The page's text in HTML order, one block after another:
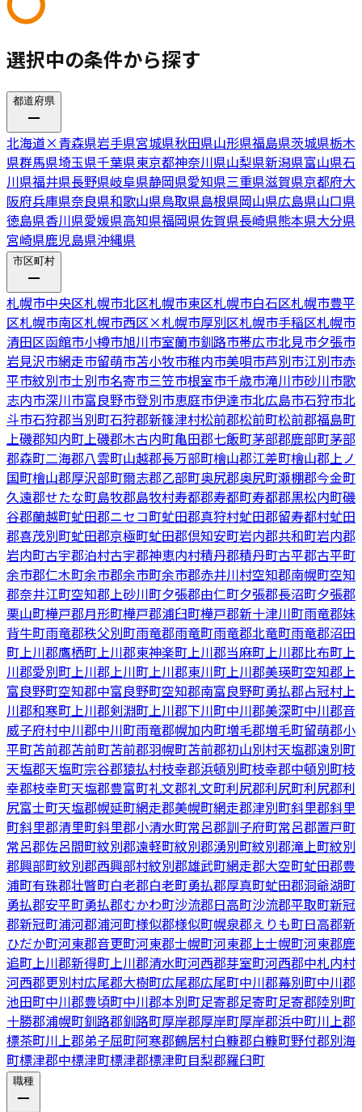
選択中の条件から探す
都道府県
北海道×青森県岩手県宮城県秋田県山形県福島県茨城県栃木
県群馬県埼玉県千葉県東京都神奈川県山梨県新潟県富山県石
川県福井県長野県岐阜県静岡県愛知県三重県滋賀県京都府大
阪府兵庫県奈良県和歌山県鳥取県島根県岡山県広島県山口県
徳島県香川県愛媛県高知県福岡県佐賀県長崎県熊本県大分県
宮崎県鹿児島県沖縄県
市区町村
札幌市中央区札幌市北区札幌市東区札幌市白石区札幌市豊平
区札幌市南区札幌市西区×札幌市厚別区札幌市手稲区札幌市
清田区函館市小樽市旭川市室蘭市釧路市帯広市北見市夕張市
岩見沢市網走市留萌市苫小牧市稚内市美唄市芦別市江別市赤
平市紋別市士別市名寄市三笠市根室市千歳市滝川市砂川市歌
志内市深川市富良野市登別市恵庭市伊達市北広島市石狩市北
斗市石狩郡当別町石狩郡新篠津村松前郡松前町松前郡福島町
上磯郡知内町上磯郡木古内町亀田郡七飯町茅部郡鹿部町茅部
郡森町二海郡八雲町山越郡長万部町檜山郡江差町檜山郡上ノ
国町檜山郡厚沢部町爾志郡乙部町奥尻郡奥尻町瀬棚郡今金町
久遠郡せたな町島牧郡島牧村寿都郡寿都町寿都郡黒松内町磯
谷郡蘭越町虻田郡ニセコ町虻田郡真狩村虻田郡留寿都村虻田
郡喜茂別町虻田郡京極町虻田郡倶知安町岩内郡共和町岩内郡
岩内町古宇郡泊村古宇郡神恵内村積丹郡積丹町古平郡古平町
余市郡仁木町余市郡余市町余市郡赤井川村空知郡南幌町空知
郡奈井江町空知郡上砂川町夕張郡由仁町夕張郡長沼町夕張郡
栗山町樺戸郡月形町樺戸郡浦臼町樺戸郡新十津川町雨竜郡妹
背牛町雨竜郡秩父別町雨竜郡雨竜町雨竜郡北竜町雨竜郡沼田
町上川郡鷹栖町上川郡東神楽町上川郡当麻町上川郡比布町上
川郡愛別町上川郡上川町上川郡東川町上川郡美瑛町空知郡上
富良野町空知郡中富良野町空知郡南富良野町勇払郡占冠村上
川郡和寒町上川郡剣淵町上川郡下川町中川郡美深町中川郡音
威子府村中川郡中川町雨竜郡幌加内町増毛郡増毛町留萌郡小
平町苫前郡苫前町苫前郡羽幌町苫前郡初山別村天塩郡遠別町
天塩郡天塩町宗谷郡猿払村枝幸郡浜頓別町枝幸郡中頓別町枝
幸郡枝幸町天塩郡豊富町礼文郡礼文町利尻郡利尻町利尻郡利
尻富士町天塩郡幌延町網走郡美幌町網走郡津別町斜里郡斜里
町斜里郡清里町斜里郡小清水町常呂郡訓子府町常呂郡置戸町
常呂郡佐呂間町紋別郡遠軽町紋別郡湧別町紋別郡滝上町紋別
郡興部町紋別郡西興部村紋別郡雄武町網走郡大空町虻田郡豊
浦町有珠郡壮瞥町白老郡白老町勇払郡厚真町虻田郡洞爺湖町
勇払郡安平町勇払郡むかわ町沙流郡日高町沙流郡平取町新冠
郡新冠町浦河郡浦河町様似郡様似町幌泉郡えりも町日高郡新
ひだか町河東郡音更町河東郡士幌町河東郡上士幌町河東郡鹿
追町上川郡新得町上川郡清水町河西郡芽室町河西郡中札内村
河西郡更別村広尾郡大樹町広尾郡広尾町中川郡幕別町中川郡
池田町中川郡豊頃町中川郡本別町足寄郡足寄町足寄郡陸別町
十勝郡浦幌町釧路郡釧路町厚岸郡厚岸町厚岸郡浜中町川上郡
標茶町川上郡弟子屈町阿寒郡鶴居村白糠郡白糠町野付郡別海
町標津郡中標津町標津郡標津町目梨郡羅臼町
職種